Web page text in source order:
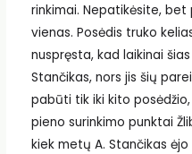
rinkimai. Nepatikėsite,
vienas. Posėdis truko
nuspręsta, kad laikinai
Stančikas, nors jis šių
pabūti tik iki kito
pieno surinkimo punktai
kiek metų A. Stančikas